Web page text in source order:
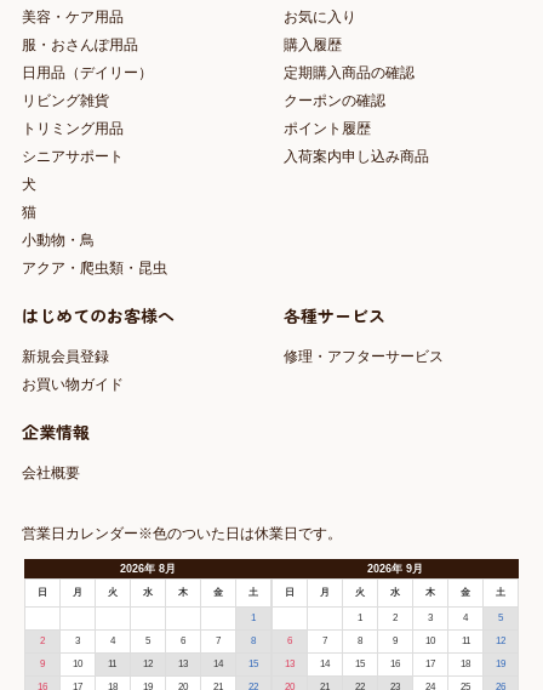
美容・ケア用品
服・おさんぽ用品
日用品（デイリー）
リビング雑貨
トリミング用品
シニアサポート
犬
猫
小動物・鳥
アクア・爬虫類・昆虫
お気に入り
購入履歴
定期購入商品の確認
クーポンの確認
ポイント履歴
入荷案内申し込み商品
はじめてのお客様へ
新規会員登録
お買い物ガイド
各種サービス
修理・アフターサービス
企業情報
会社概要
営業日カレンダー※色のついた日は休業日です。
2026年 8月
日 月 火 水 木 金 土
1
2 3 4 5 6 7 8
9 10 11 12 13 14 15
16 17 18 19 20 21 22
2026年9月
日 月 火 水 木 金 土
1 2 3 4 5
6 7 8 9 10 11 12
13 14 15 16 17 18 19
20 21 22 23 24 25 26